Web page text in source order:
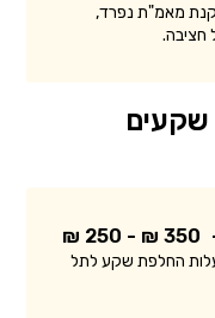
מאמ"ת נפרד,
חציבה.
שקעים
350 ₪ - 250 ₪
החלפת שקע לתל